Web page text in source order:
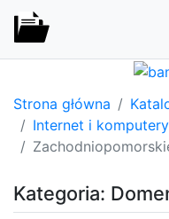
Strona główna
Internet i komputery
Kategoria: